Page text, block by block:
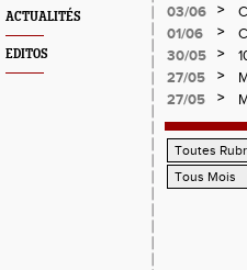
ACTUALITÉS
EDITOS
03/06
>
01/06
>
30/05
>
27/05 >
27/05
>